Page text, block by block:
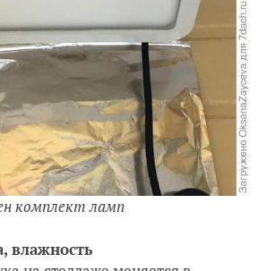
комплект ламп
влажность